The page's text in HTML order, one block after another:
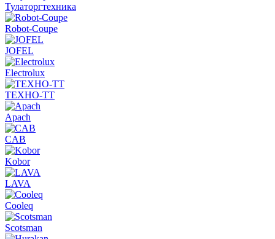
Тулаторгтехника
Robot-Coupe
JOFEL
Electrolux
ТЕХНО-ТТ
Apach
CAB
Kobor
LAVA
Cooleq
Scotsman